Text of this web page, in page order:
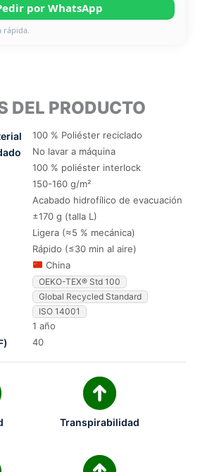
por WhatsApp
rápida.
DEL PRODUCTO
100 % Poliéster reciclado
No lavar a máquina
100 % poliéster interlock
150-160 g/m²
Acabado hidrofílico de evacuación
±170 g (talla L)
Ligera (≈5 % mecánica)
Rápido (≤30 min al aire)
China
OEKO-TEX® Std 100
Global Recycled Standard
ISO 14001
1 año
40
Transpirabilidad